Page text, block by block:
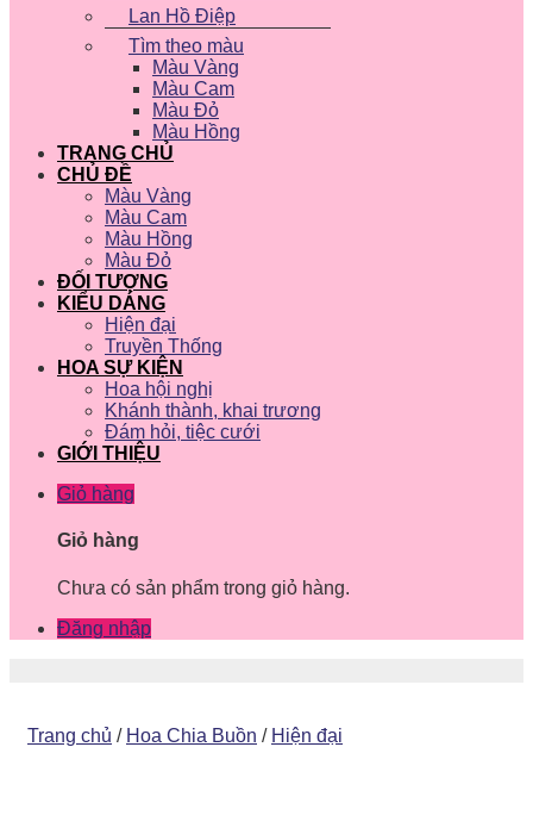
Lan Hồ Điệp
Tìm theo màu
Màu Vàng
Màu Cam
Màu Đỏ
Màu Hồng
TRANG CHỦ
CHỦ ĐỀ
Màu Vàng
Màu Cam
Màu Hồng
Màu Đỏ
ĐỐI TƯỢNG
KIỂU DÁNG
Hiện đại
Truyền Thống
HOA SỰ KIỆN
Hoa hội nghị
Khánh thành, khai trương
Đám hỏi, tiệc cưới
GIỚI THIỆU
Giỏ hàng
Giỏ hàng
Chưa có sản phẩm trong giỏ hàng.
Đăng nhập
Trang chủ / Hoa Chia Buồn / Hiện đại